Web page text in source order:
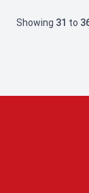
Showing 31 to